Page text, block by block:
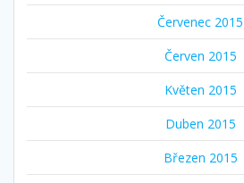
Červenec 2015
Červen 2015
Květen 2015
Duben 2015
Březen 2015